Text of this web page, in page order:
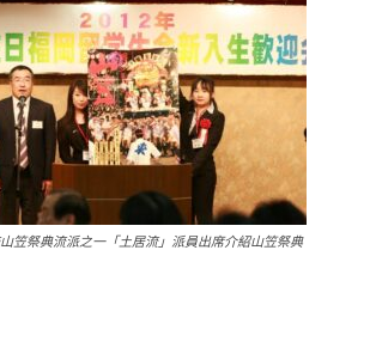
笠祭典流派之一「土居流」派員出席介紹山笠祭典